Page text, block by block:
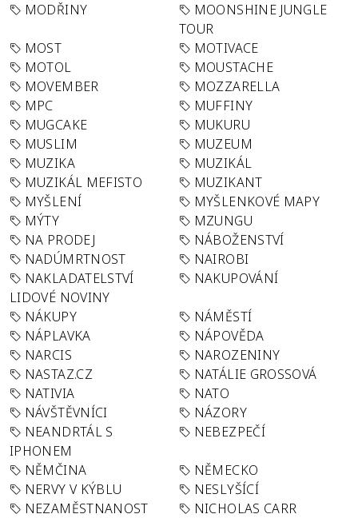
MODŘINY
MOONSHINE JUNGLE
TOUR
MOST
MOTIVACE
MOTOL
MOUSTACHE
MOVEMBER
MOZZARELLA
MPC
MUFFINY
MUGCAKE
MUKURU
MUSLIM
MUZEUM
MUZIKA
MUZIKÁL
MUZIKÁL MEFISTO
MUZIKANT
MYŠLENÍ
MYŠLENKOVÉ MAPY
MÝTY
MZUNGU
NA PRODEJ
NÁBOŽENSTVÍ
NADÚMRTNOST
NAIROBI
NAKLADATELSTVÍ
LIDOVÉ NOVINY
NAKUPOVÁNÍ
NÁKUPY
NÁMĚSTÍ
NÁPLAVKA
NÁPOVĚDA
NARCIS
NAROZENINY
NASTAZ.CZ
NATÁLIE GROSSOVÁ
NATIVIA
NATO
NÁVŠTĚVNÍCI
NÁZORY
NEANDRTÁL S
IPHONEM
NEBEZPEČÍ
NĚMČINA
NĚMECKO
NERVY V KÝBLU
NESLYŠÍCÍ
NEZAMĚSTNANOST
NICHOLAS CARR